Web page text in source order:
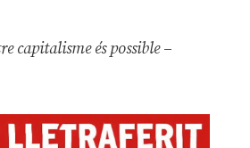
capitalisme és possible –